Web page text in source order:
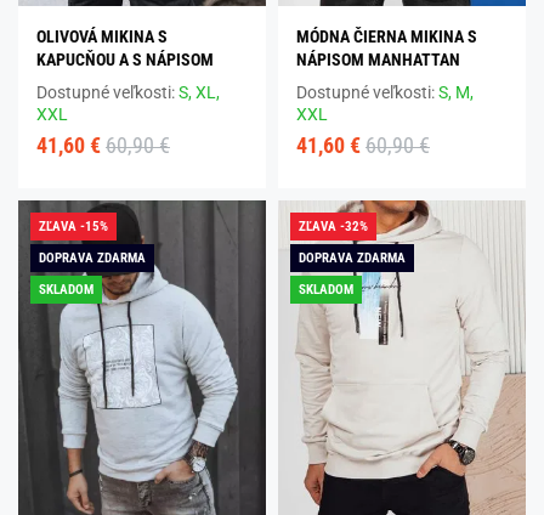
OLIVOVÁ MIKINA S
KAPUCŇOU A S NÁPISOM
Dostupné veľkosti:S,XL,
XXL
41,60 € 60,90 €
MÓDNA ČIERNA MIKINA S
NÁPISOM MANHATTAN
Dostupné veľkosti:S, M,
XXL
41,60 € 60,90 €
ZĽAVA -15%
DOPRAVA ZDARMA
SKLADOM
ZĽAVA -32%
DOPRAVA ZDARMA
SKLADOM